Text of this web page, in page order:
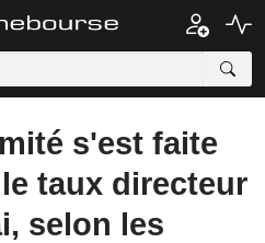
s'est faite
taux directeur
selon les